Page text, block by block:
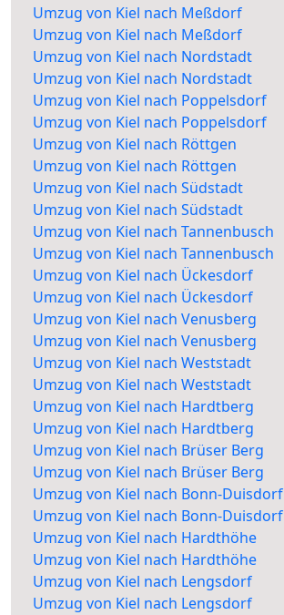
Umzug von Kiel nach Meßdorf
Umzug von Kiel nach Meßdorf
Umzug von Kiel nach Nordstadt
Umzug von Kiel nach Nordstadt
Umzug von Kiel nach Poppelsdorf
Umzug von Kiel nach Poppelsdorf
Umzug von Kiel nach Röttgen
Umzug von Kiel nach Röttgen
Umzug von Kiel nach Südstadt
Umzug von Kiel nach Südstadt
Umzug von Kiel nach Tannenbusch
Umzug von Kiel nach Tannenbusch
Umzug von Kiel nach Ückesdorf
Umzug von Kiel nach Ückesdorf
Umzug von Kiel nach Venusberg
Umzug von Kiel nach Venusberg
Umzug von Kiel nach Weststadt
Umzug von Kiel nach Weststadt
Umzug von Kiel nach Hardtberg
Umzug von Kiel nach Hardtberg
Umzug von Kiel nach Brüser Berg
Umzug von Kiel nach Brüser Berg
Umzug von Kiel nach Bonn-Duisdorf
Umzug von Kiel nach Bonn-Duisdorf
Umzug von Kiel nach Hardthöhe
Umzug von Kiel nach Hardthöhe
Umzug von Kiel nach Lengsdorf
Umzug von Kiel nach Lengsdorf